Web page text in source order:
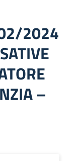
2024
–